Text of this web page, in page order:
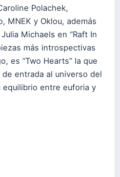
Polachek,
MNEK y Oklou, además
Michaels en “Raft In
más introspectivas
es “Two Hearts” la que
entrada al universo del
entre euforia y